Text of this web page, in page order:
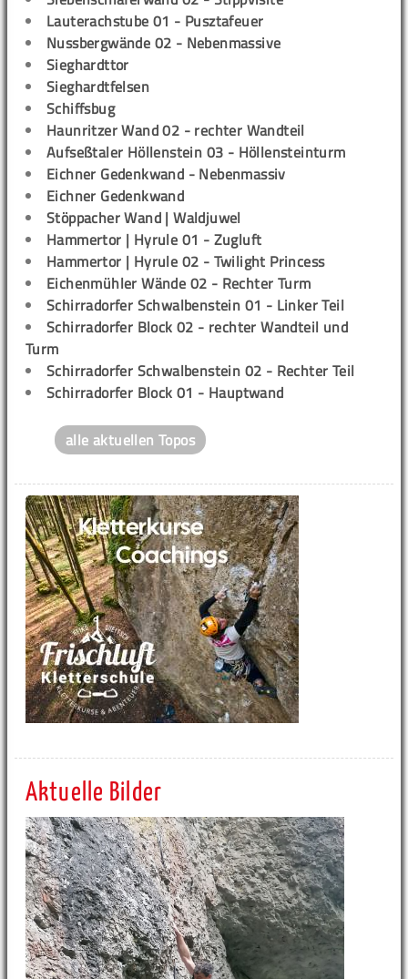
Lauterachstube 01 - Pusztafeuer
Nussbergwände 02 - Nebenmassive
Sieghardttor
Sieghardtfelsen
Schiffsbug
Haunritzer Wand 02 - rechter Wandteil
Aufseßtaler Höllenstein 03 - Höllensteinturm
Eichner Gedenkwand - Nebenmassiv
Eichner Gedenkwand
Stöppacher Wand | Waldjuwel
Hammertor | Hyrule 01 - Zugluft
Hammertor | Hyrule 02 - Twilight Princess
Eichenmühler Wände 02 - Rechter Turm
Schirradorfer Schwalbenstein 01 - Linker Teil
Schirradorfer Block 02 - rechter Wandteil und
Turm
Schirradorfer Schwalbenstein 02 - Rechter Teil
Schirradorfer Block 01 - Hauptwand
alle aktuellen Topos
Aktuelle Bilder